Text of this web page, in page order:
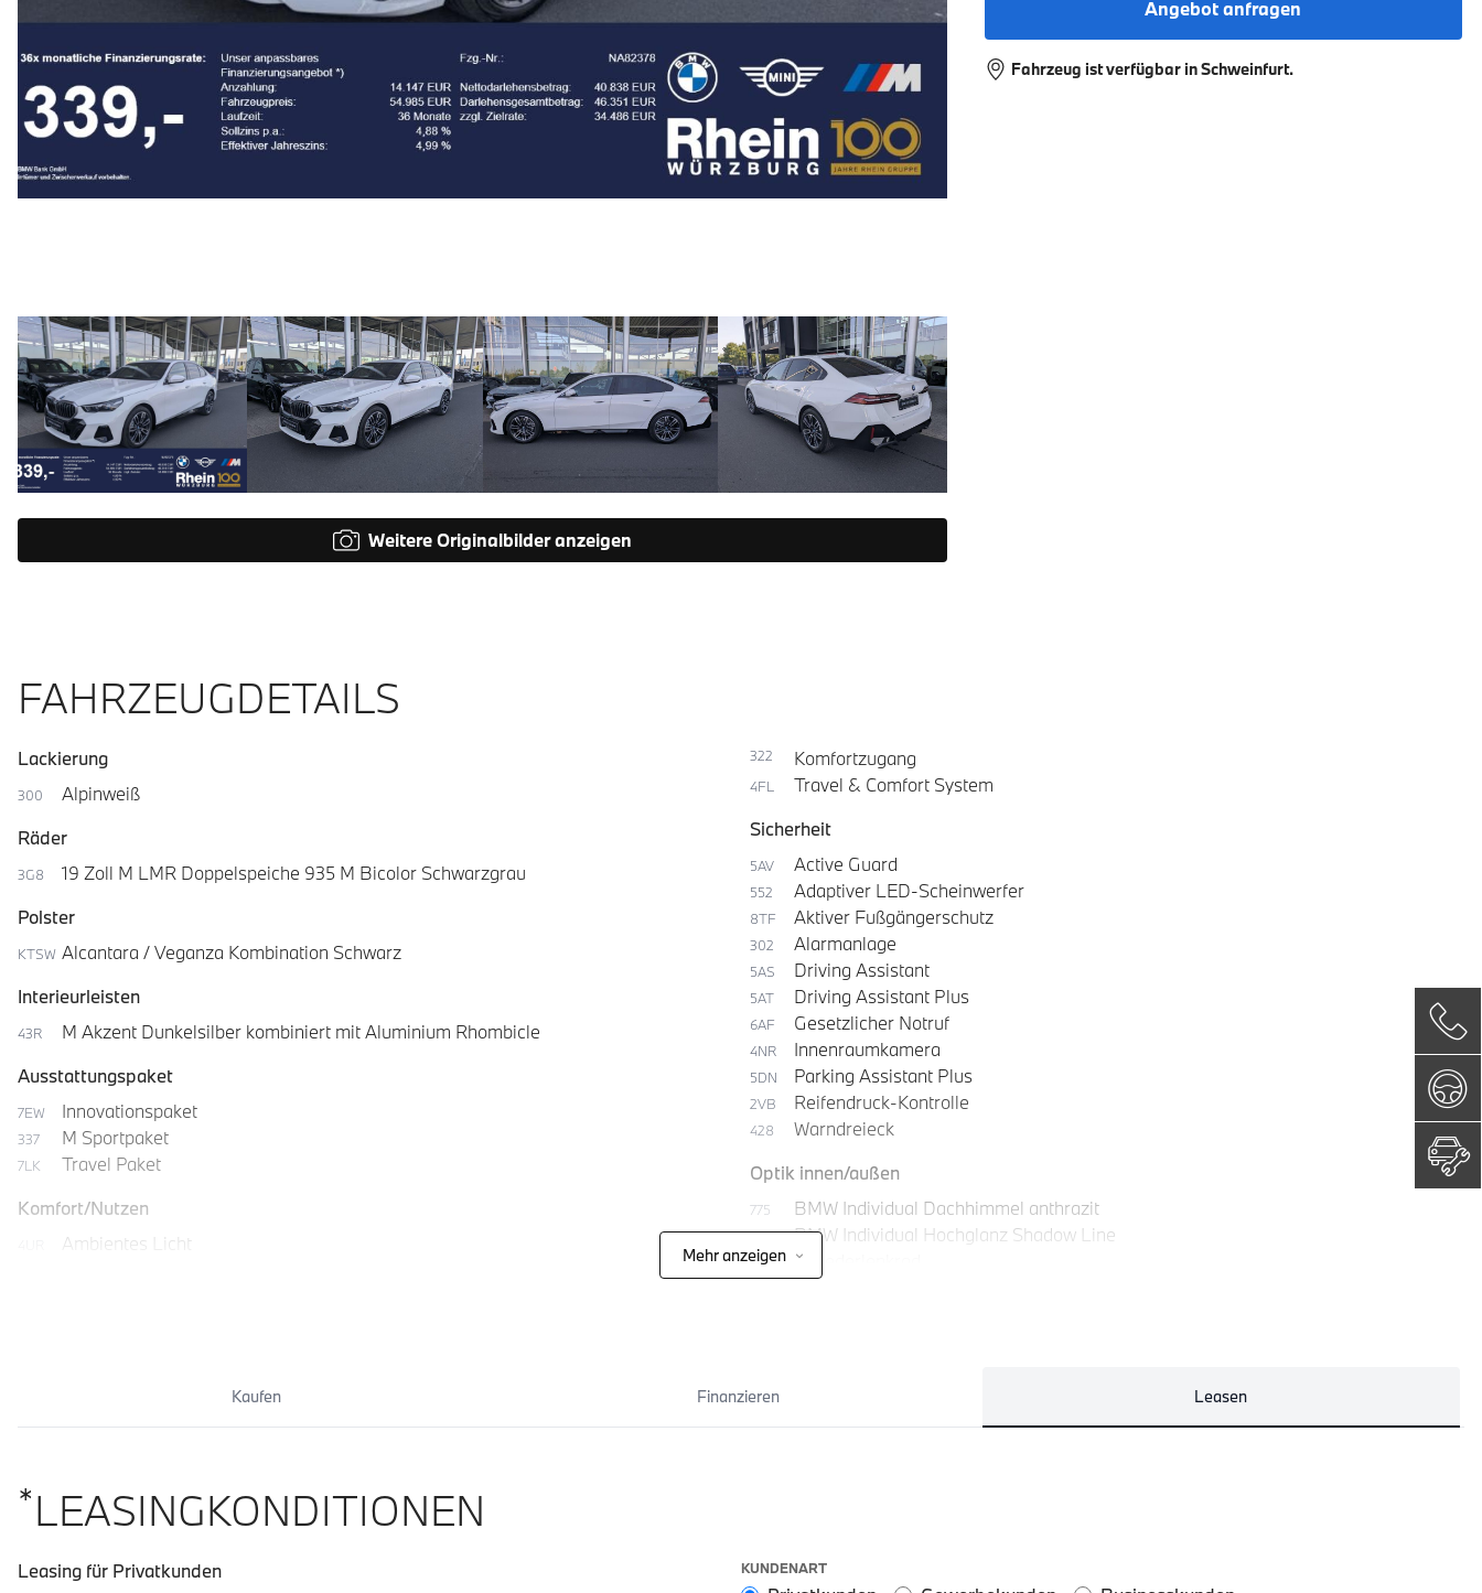
Weitere Originalbilder anzeigen
Angebot anfragen
Fahrzeug ist verfügbar in Schweinfurt.
FAHRZEUGDETAILS
Lackierung
300
Alpinweiß
Räder
3G8
19 Zoll M LMR Doppelspeiche 935 M Bicolor Schwarzgrau
Polster
KTSW Alcantara / Veganza Kombination Schwarz
Interieurleisten
43R
M Akzent Dunkelsilber kombiniert mit Aluminium Rhombicle
Ausstattungspaket
7EW Innovationspaket
337 M Sportpaket
7LK
Travel Paket
Komfort/Nutzen
Ambientes Licht
322 Komfortzugang
4FL
Travel & Comfort System
Sicherheit
5AV Active Guard
552 Adaptiver LED-Scheinwerfer
8TF Aktiver Fußgängerschutz
302 Alarmanlage
5AS Driving Assistant
5AT Driving Assistant Plus
6AF Gesetzlicher Notruf
4NR Innenraumkamera
5DN Parking Assistant Plus
2VB Reifendruck-Kontrolle
428
Warndreieck
Optik innen/außen
775 BMW Individual Dachhimmel anthrazit
760 BMW Individual Hochglanz Shadow Line
710 M Lederlenkrad
Mehr anzeigen
Kaufen Finanzieren Leasen
*LEASINGKONDITIONEN
Leasing für Privatkunden
Leasingoptionen: Sonderzahlung und Laufzeit
KUNDENART